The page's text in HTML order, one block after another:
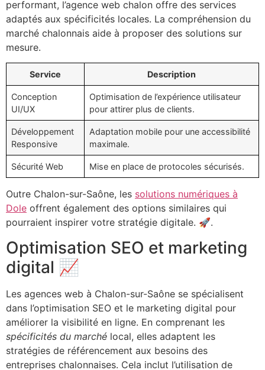
performant, l’agence web chalon offre des services
adaptés aux spécificités locales. La compréhension du
marché chalonnais aide à proposer des solutions sur
mesure.
Service Description
Conception
UI/UX
Optimisation de l’expérience utilisateur
pour attirer plus de clients.
Développement
Responsive
Adaptation mobile pour une accessibilité
maximale.
Sécurité Web Mise en place de protocoles sécurisés.
Outre Chalon-sur-Saône, les solutions numériques à
Dole offrent également des options similaires qui
pourraient inspirer votre stratégie digitale. 🚀.
Optimisation SEO et marketing
digital 📈
Les agences web à Chalon-sur-Saône se spécialisent
dans l’optimisation SEO et le marketing digital pour
améliorer la visibilité en ligne. En comprenant les
spécificités du marché local, elles adaptent les
stratégies de référencement aux besoins des
entreprises chalonnaises. Cela inclut l’utilisation de